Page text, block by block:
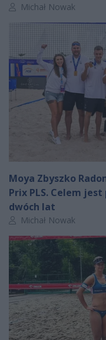
Autor artykułu:
Michał Nowak
Moya Zbyszko
Prix PLS. Celem
dwóch lat
Autor artykułu:
Michał Nowak